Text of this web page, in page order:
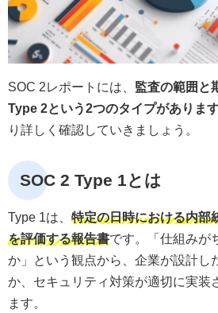
SOC 2レポートには、 監査の範囲と
Type 2という2つのタイプがありま
り詳しく確認していきましょう。
SOC 2 Type 1とは
Type 1は、 特定の日時における内部
を評価する報告書です。「仕組みが
か」という観点から、企業が設計し
か、セキュリティ対策が適切に実装
ます。